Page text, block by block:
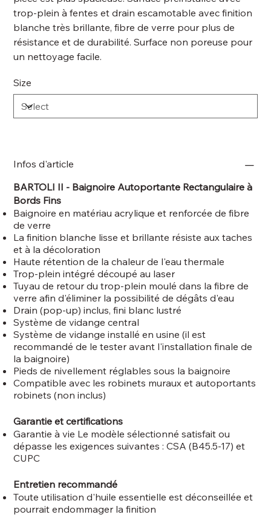
trop-plein à fentes et drain escamotable avec finition
blanche très brillante, fibre de verre pour plus de
résistance et de durabilité. Surface non poreuse pour
un nettoyage facile.
Size
Infos d'article
BARTOLI II - Baignoire Autoportante Rectangulaire à
Bords Fins
Baignoire en matériau acrylique et renforcée de fibre
de verre
La finition blanche lisse et brillante résiste aux taches
et à la décoloration
Haute rétention de la chaleur de l'eau thermale
Trop-plein intégré découpé au laser
Tuyau de retour du trop-plein moulé dans la fibre de
verre afin d'éliminer la possibilité de dégâts d'eau
Drain (pop-up) inclus, fini blanc lustré
Système de vidange central
Système de vidange installé en usine (il est
recommandé de le tester avant l'installation finale de
la baignoire)
Pieds de nivellement réglables sous la baignoire
Compatible avec les robinets muraux et autoportants
robinets (non inclus)
Garantie et certifications
Garantie à vie Le modèle sélectionné satisfait ou
dépasse les exigences suivantes : CSA (B45.5-17) et
CUPC
Entretien recommandé
Toute utilisation d'huile essentielle est déconseillée et
pourrait endommager la finition